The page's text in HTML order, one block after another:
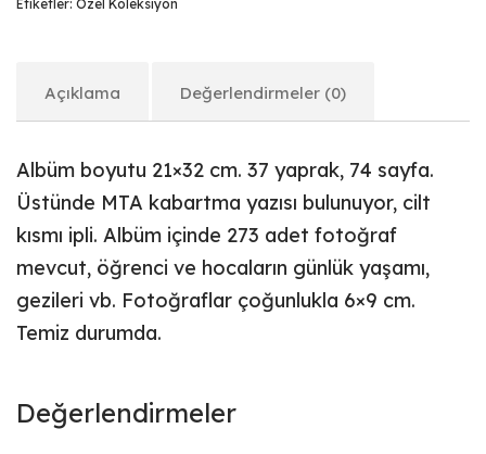
Etiketler: Özel Koleksiyon
Açıklama Değerlendirmeler (0)
Albüm boyutu 21×32 cm. 37 yaprak, 74 sayfa.
Üstünde MTA kabartma yazısı bulunuyor, cilt
kısmı ipli. Albüm içinde 273 adet fotoğraf
mevcut, öğrenci ve hocaların günlük yaşamı,
gezileri vb. Fotoğraflar çoğunlukla 6×9 cm.
Temiz durumda.
Değerlendirmeler